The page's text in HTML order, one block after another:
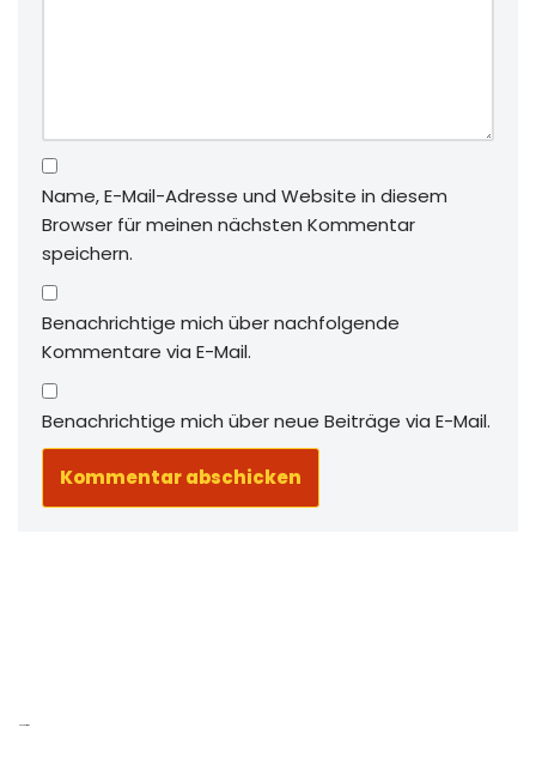
Name, E-Mail-Adresse und Website in diesem
Browser für meinen nächsten Kommentar
speichern.
Benachrichtige mich über nachfolgende
Kommentare via E-Mail.
Benachrichtige mich über neue Beiträge via E-Mail.